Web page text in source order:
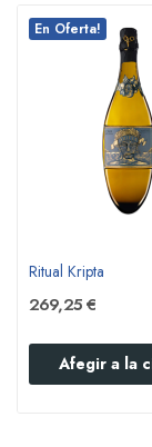
En Oferta!
Ritual Kripta
269,25 €
Afegir a la